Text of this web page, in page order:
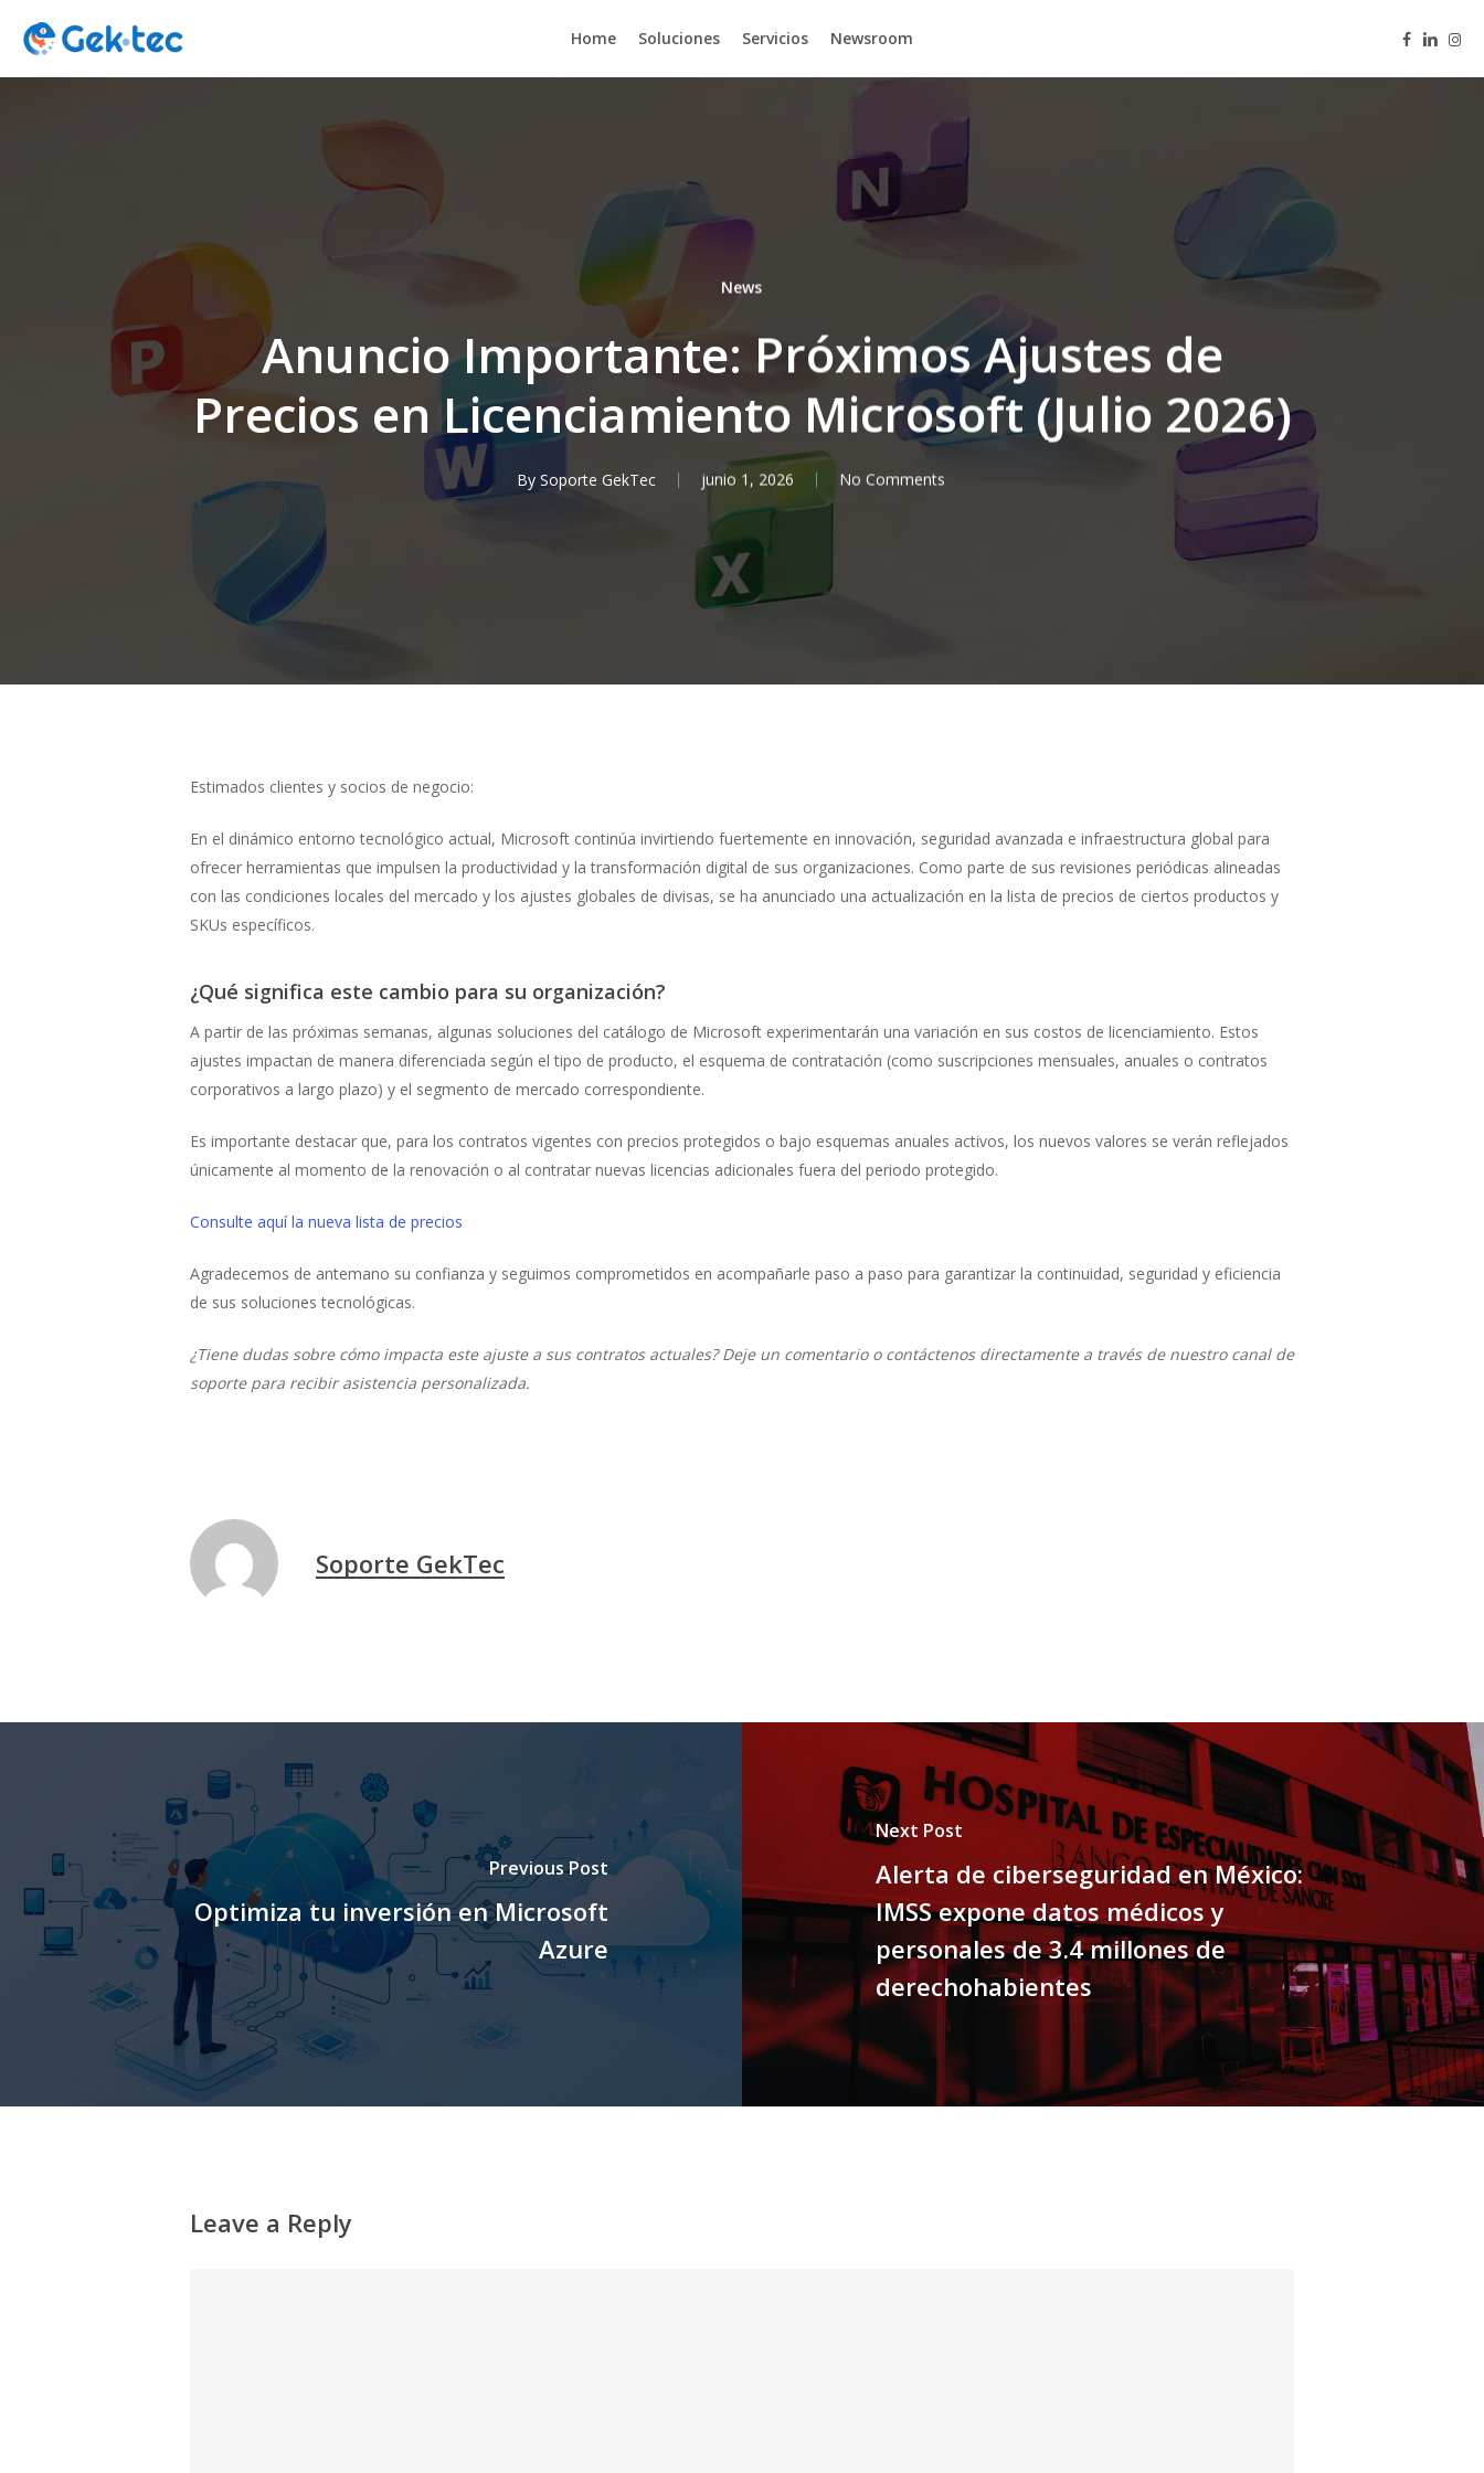
Home Soluciones Servicios Newsroom facebook
linkedin
News
Anuncio Importante: Próximos Ajustes de
Precios en Licenciamiento Microsoft (Julio 2026)
By Soporte GekTec junio 1, 2026 No Comments
Estimados clientes y socios de negocio:
En el dinámico entorno tecnológico actual, Microsoft continúa invirtiendo fuertemente en innovación, seguridad avanzada e infraestructura global para
ofrecer herramientas que impulsen la productividad y la transformación digital de sus organizaciones. Como parte de sus revisiones periódicas alineadas
con las condiciones locales del mercado y los ajustes globales de divisas, se ha anunciado una actualización en la lista de precios de ciertos productos y
SKUs específicos.
¿Qué significa este cambio para su organización?
A partir de las próximas semanas, algunas soluciones del catálogo de Microsoft experimentarán una variación en sus costos de licenciamiento. Estos
ajustes impactan de manera diferenciada según el tipo de producto, el esquema de contratación (como suscripciones mensuales, anuales o contratos
corporativos a largo plazo) y el segmento de mercado correspondiente.
Es importante destacar que, para los contratos vigentes con precios protegidos o bajo esquemas anuales activos, los nuevos valores se verán reflejados
únicamente al momento de la renovación o al contratar nuevas licencias adicionales fuera del periodo protegido.
Consulte aquí la nueva lista de precios
Agradecemos de antemano su confianza y seguimos comprometidos en acompañarle paso a paso para garantizar la continuidad, seguridad y eficiencia
de sus soluciones tecnológicas.
¿Tiene dudas sobre cómo impacta este ajuste a sus contratos actuales? Deje un comentario o contáctenos directamente a través de nuestro canal de
soporte para recibir asistencia personalizada.
Soporte GekTec
Previous Post
Optimiza tu inversión en Microsoft
Azure
Next Post
Alerta de ciberseguridad en México:
IMSS expone datos médicos y
personales de 3.4 millones de
derechohabientes
Leave a Reply